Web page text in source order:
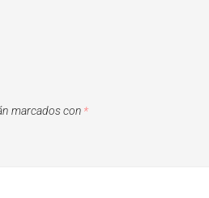
marcados con *